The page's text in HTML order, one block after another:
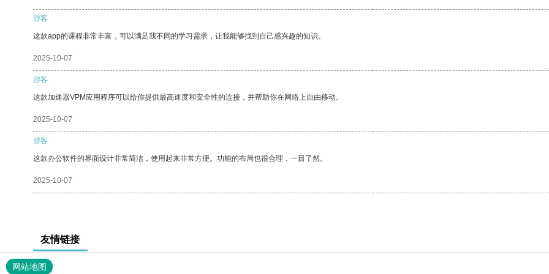
游客
这款app的课程非常丰富，可以满足我不同的学习需求，让我能够找到自己感兴趣的知识。
2025-10-07
游客
这款加速器VPM应用程序可以给你提供最高速度和安全性的连接，并帮助你在网络上自由移动。
2025-10-07
游客
这款办公软件的界面设计非常简洁，使用起来非常方便。功能的布局也很合理，一目了然。
2025-10-07
友情链接
网站地图